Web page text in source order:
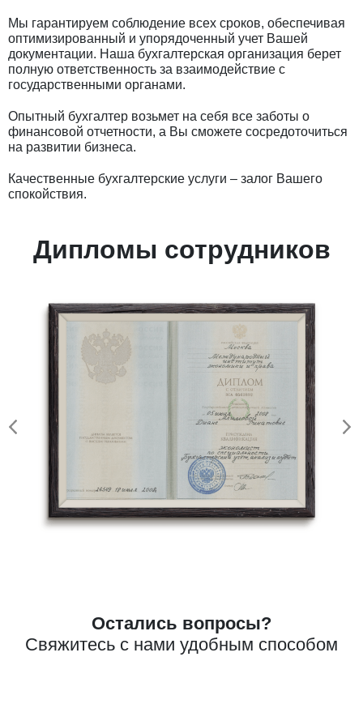
Мы гарантируем соблюдение всех сроков, обеспечивая
оптимизированный и упорядоченный учет Вашей
документации. Наша бухгалтерская организация берет
полную ответственность за взаимодействие с
государственными органами.
Опытный бухгалтер возьмет на себя все заботы о
финансовой отчетности, а Вы сможете сосредоточиться
на развитии бизнеса.
Качественные бухгалтерские услуги – залог Вашего
спокойствия.
Дипломы сотрудников
Остались вопросы?
Свяжитесь с нами удобным способом